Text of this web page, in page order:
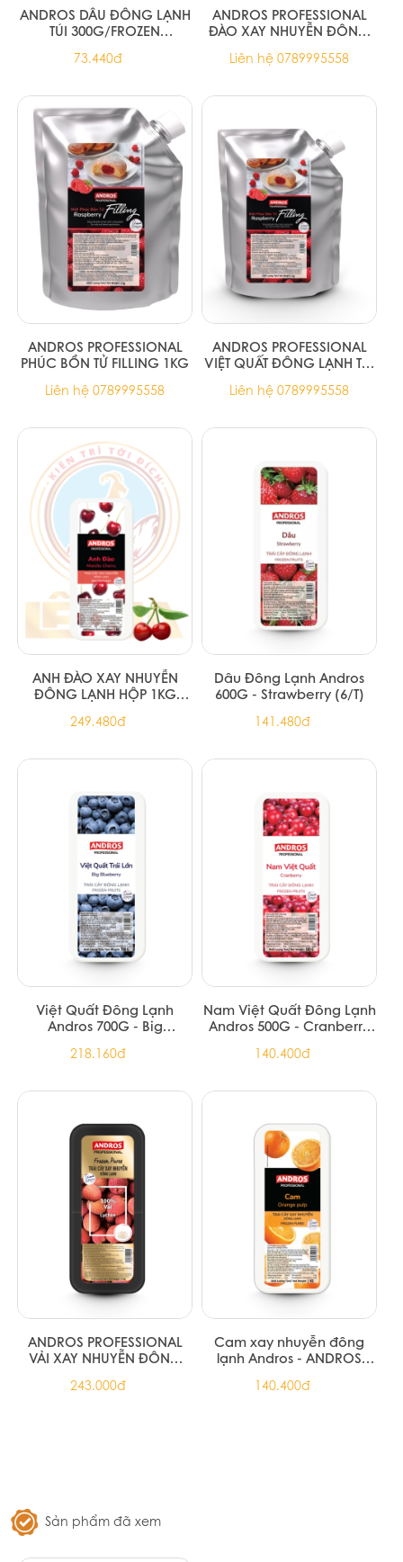
ANDROS DÂU ĐÔNG LẠNH
TÚI 300G/FROZEN
73.440đ
ANDROS PROFESSIONAL
ĐÀO XAY NHUYỄN ĐÔNG
Liên hệ 0789995558
ANDROS PROFESSIONAL
PHÚC BỒN TỬ FILLING 1KG
Liên hệ 0789995558
ANDROS PROFESSIONAL
VIỆT QUẤT ĐÔNG LẠNH TÚI
Liên hệ 0789995558
ANH ĐÀO XAY NHUYỄN
ĐÔNG LẠNH HỘP 1KG
1KG (6/T)
249.480đ
Dâu Đông Lạnh Andros
600G - Strawberry (6/T)
141.480đ
Việt Quất Đông Lạnh
Andros 700G - Big
218.160đ
Nam Việt Quất Đông Lạnh
Andros 500G - Cranberry
140.400đ
ANDROS PROFESSIONAL
VẢI XAY NHUYỄN ĐÔNG
PUREE 1KG (6/T)
243.000đ
Cam xay nhuyễn đông
lạnh Andros - ANDROS
PULP FROZEN PUREE 1KG
140.400đ
Sản phẩm đã xem